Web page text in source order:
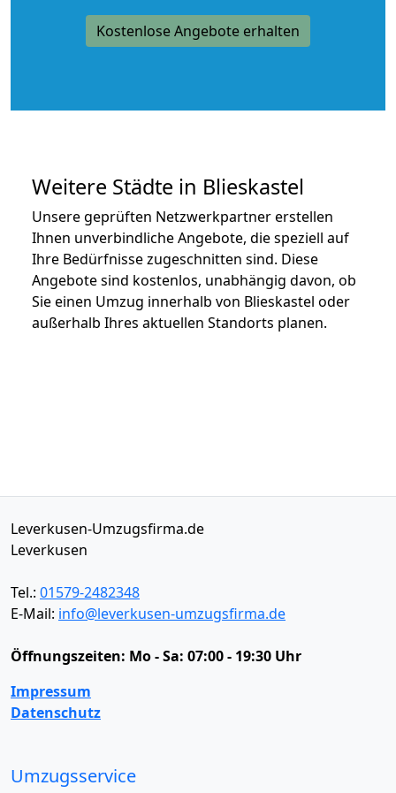
Kostenlose Angebote erhalten
Weitere Städte in Blieskastel
Unsere geprüften Netzwerkpartner erstellen
Ihnen unverbindliche Angebote, die speziell auf
Ihre Bedürfnisse zugeschnitten sind. Diese
Angebote sind kostenlos, unabhängig davon, ob
Sie einen Umzug innerhalb von Blieskastel oder
außerhalb Ihres aktuellen Standorts planen.
Leverkusen-Umzugsfirma.de
Leverkusen
Tel.: 01579-2482348
E-Mail: info@leverkusen-umzugsfirma.de
Öffnungszeiten: Mo - Sa: 07:00 - 19:30 Uhr
Impressum
Datenschutz
Umzugsservice